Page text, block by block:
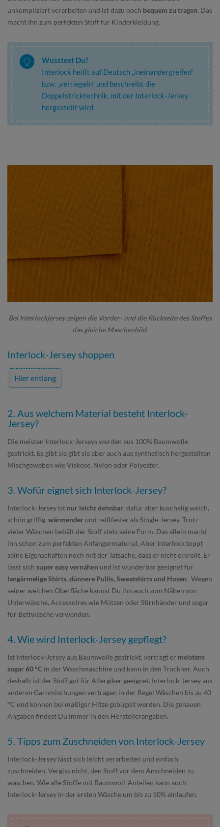
unkompliziert verarbeiten und ist dazu noch bequem zu tragen. Das
macht ihn zum perfekten Stoff für Kinderkleidung.
Wusstest Du?
Interlock heißt auf Deutsch „ineinandergreifen“
bzw. „verriegeln“ und beschreibt die
Doppelstricktechnik, mit der Interlock-Jersey
hergestellt wird
Bei Interlockjersey zeigen die Vorder- und die Rückseite des Stoffes
das gleiche Maschenbild.
Interlock-Jersey shoppen
Hier entlang
2. Aus welchem Material besteht Interlock-
Jersey?
Die meisten Interlock-Jerseys werden aus 100% Baumwolle
gestrickt. Es gibt sie gibt sie aber auch aus synthetisch hergestellten
Mischgeweben wie Viskose, Nylon oder Polyester.
3. Wofür eignet sich Interlock-Jersey?
Interlock-Jersey ist nur leicht dehnbar, dafür aber kuschelig weich,
schön griffig, wärmender und reißfester als Single-Jersey. Trotz
vieler Wäschen behält der Stoff stets seine Form. Das allein macht
ihn schon zum perfekten Anfängermaterial. Aber Interlock toppt
seine Eigenschaften noch mit der Tatsache, dass er nicht einrollt. Er
lässt sich super easy vernähen und ist wunderbar geeignet für
langärmelige Shirts, dünnere Pullis, Sweatshirts und Hosen. Wegen
seiner weichen Oberfläche kannst Du ihn auch zum Nähen von
Unterwäsche, Accessoires wie Mützen oder Stirnbänder und sogar
für Bettwäsche verwenden.
4. Wie wird Interlock-Jersey gepflegt?
Ist Interlock-Jersey aus Baumwolle gestrickt, verträgt er meistens
sogar 60 °C in der Waschmaschine und kann in den Trockner. Auch
deshalb ist der Stoff gut für Allergiker geeignet. Interlock-Jersey aus
anderen Garnmischungen vertragen in der Regel Wäschen bis zu 40
°C und können bei mäßiger Hitze gebügelt werden. Die genauen
Angaben findest Du immer in den Herstellerangaben.
5. Tipps zum Zuschneiden von Interlock-Jersey
Interlock-Jersey lässt sich leicht verarbeiten und einfach
zuschneiden. Vergiss nicht, den Stoff vor dem Anschneiden zu
waschen. Wie alle Stoffe mit Baumwoll-Anteilen kann auch
Interlock-Jersey in der ersten Wäsche um bis zu 10% einlaufen.